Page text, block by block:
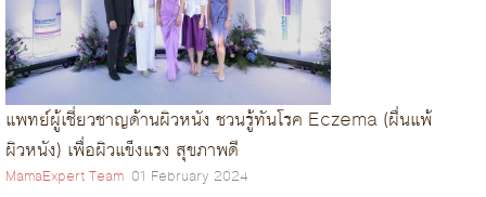
แพทย์ผู้เชี่ยวชาญด้านผิวหนัง ชวนรู้ทันโรค Eczema (ผื่นแพ้
ผิวหนัง) เพื่อผิวแข็งแรง สุขภาพดี
MamaExpert Team 01 February 2024